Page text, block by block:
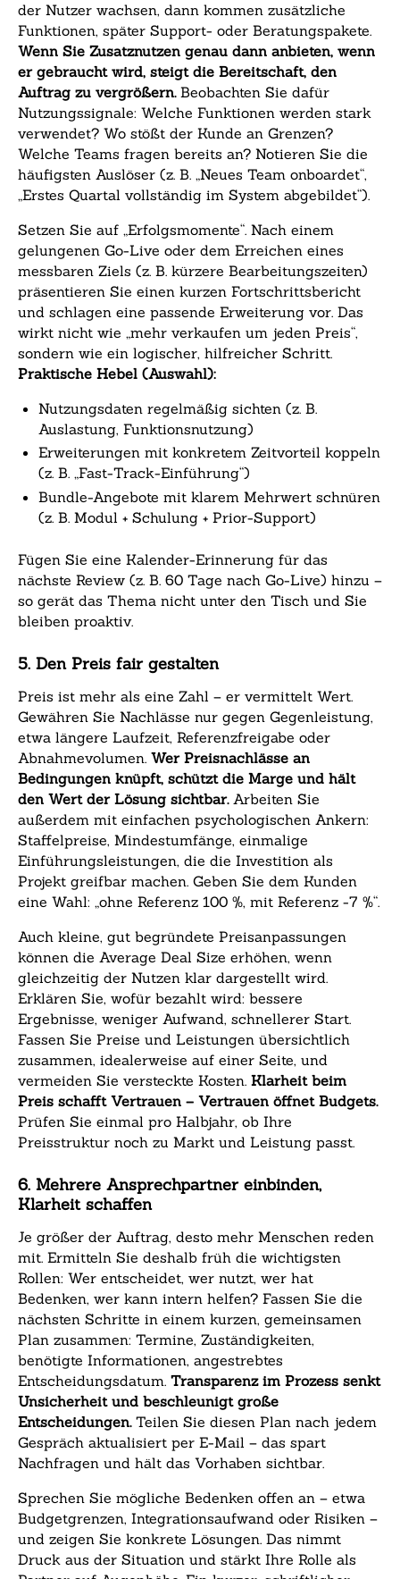
der Nutzer wachsen, dann kommen zusätzliche
Funktionen, später Support- oder Beratungspakete.
Wenn Sie Zusatznutzen genau dann anbieten, wenn
er gebraucht wird, steigt die Bereitschaft, den
Auftrag zu vergrößern.Beobachten Sie dafür
Nutzungssignale: Welche Funktionen werden stark
verwendet? Wo stößt der Kunde an Grenzen?
Welche Teams fragen bereits an? Notieren Sie die
häufigsten Auslöser (z. B. „Neues Team onboardet“,
„Erstes Quartal vollständig im System abgebildet“).
Setzen Sie auf „Erfolgsmomente“. Nach einem
gelungenen Go-Live oder dem Erreichen eines
messbaren Ziels (z. B. kürzere Bearbeitungszeiten)
präsentieren Sie einen kurzen Fortschrittsbericht
und schlagen eine passende Erweiterung vor. Das
wirkt nicht wie „mehr verkaufen um jeden Preis“,
sondern wie ein logischer, hilfreicher Schritt.
Praktische Hebel (Auswahl):
Nutzungsdaten regelmäßig sichten (z. B.
Auslastung, Funktionsnutzung)
Erweiterungen mit konkretem Zeitvorteil koppeln
(z. B. „Fast-Track-Einführung“)
Bundle-Angebote mit klarem Mehrwert schnüren
(z. B. Modul + Schulung + Prior-Support)
Fügen Sie eine Kalender-Erinnerung für das
nächste Review (z. B. 60 Tage nach Go-Live) hinzu –
so gerät das Thema nicht unter den Tisch und Sie
bleiben proaktiv.
5. Den Preis fair gestalten
Preis ist mehr als eine Zahl – er vermittelt Wert.
Gewähren Sie Nachlässe nur gegen Gegenleistung,
etwa längere Laufzeit, Referenzfreigabe oder
Abnahmevolumen. Wer Preisnachlässe an
Bedingungen knüpft, schützt die Marge und hält
den Wert der Lösung sichtbar.Arbeiten Sie
außerdem mit einfachen psychologischen Ankern:
Staffelpreise, Mindestumfänge, einmalige
Einführungsleistungen, die die Investition als
Projekt greifbar machen. Geben Sie dem Kunden
eine Wahl: „ohne Referenz 100 %, mit Referenz −7 %“.
Auch kleine, gut begründete Preisanpassungen
können die Average Deal Size erhöhen, wenn
gleichzeitig der Nutzen klar dargestellt wird.
Erklären Sie, wofür bezahlt wird: bessere
Ergebnisse, weniger Aufwand, schnellerer Start.
Fassen Sie Preise und Leistungen übersichtlich
zusammen, idealerweise auf einer Seite, und
vermeiden Sie versteckte Kosten. Klarheit beim
Preis schafft Vertrauen – Vertrauen öffnet Budgets.
Prüfen Sie einmal pro Halbjahr, ob Ihre
Preisstruktur noch zu Markt und Leistung passt.
6. Mehrere Ansprechpartner einbinden,
Klarheit schaffen
Je größer der Auftrag, desto mehr Menschen reden
mit. Ermitteln Sie deshalb früh die wichtigsten
Rollen: Wer entscheidet, wer nutzt, wer hat
Bedenken, wer kann intern helfen? Fassen Sie die
nächsten Schritte in einem kurzen, gemeinsamen
Plan zusammen: Termine, Zuständigkeiten,
benötigte Informationen, angestrebtes
Entscheidungsdatum. Transparenz im Prozess senkt
Unsicherheit und beschleunigt große
Entscheidungen.Teilen Sie diesen Plan nach jedem
Gespräch aktualisiert per E-Mail – das spart
Nachfragen und hält das Vorhaben sichtbar.
Sprechen Sie mögliche Bedenken offen an – etwa
Budgetgrenzen, Integrationsaufwand oder Risiken –
und zeigen Sie konkrete Lösungen. Das nimmt
Druck aus der Situation und stärkt Ihre Rolle als